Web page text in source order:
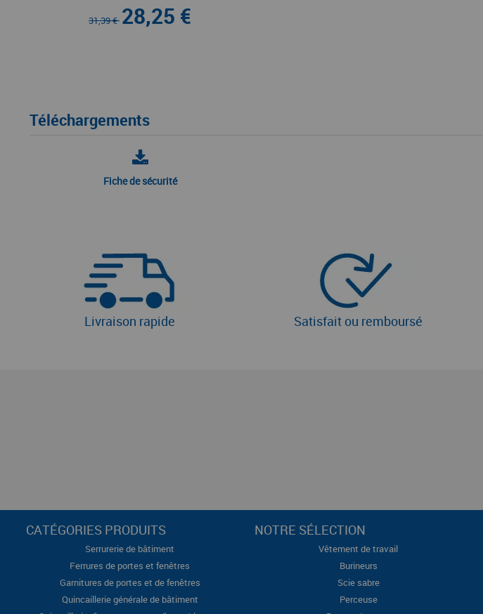
31,39 € 28,25 €
Téléchargements
Fiche de sécurité
Livraison rapide Satisfait ou remboursé
CATÉGORIES PRODUITS
Serrurerie de bâtiment
Ferrures de portes et fenêtres
Garnitures de portes et de fenêtres
Quincaillerie générale de bâtiment
NOTRE SÉLECTION
Vêtement de travail
Burineurs
Scie sabre
Perceuse